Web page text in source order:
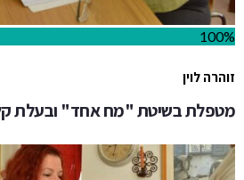
100%
זוהרה לוין
מטפלת בשיטת "מח אחד" ובעלת